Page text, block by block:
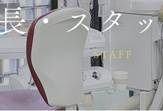
・スタ
STAFF